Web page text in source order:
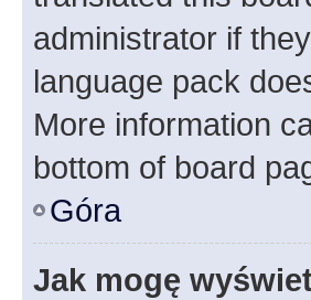
administrator if
language pack
More information
bottom of board
Góra
Jak mogę